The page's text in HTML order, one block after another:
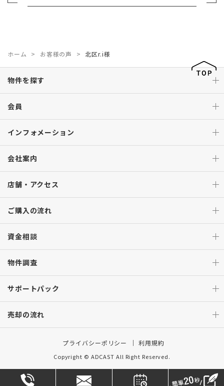
ホーム お客様の声 北区r.i様
物件を探す
会員
インフォメーション
会社案内
店舗・アクセス
ご購入の流れ
資金相談
物件調査
サポートパック
売却の流れ
プライバシーポリシー 利用規約
Copyright © ADCAST All Right Reserved.